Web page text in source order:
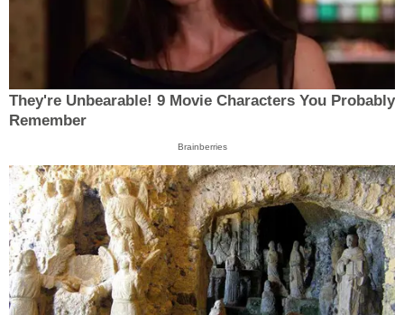
They're Unbearable! 9 Movie Characters You Probably
Remember
Brainberries